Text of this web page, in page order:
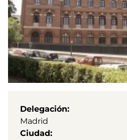
Delegación
Madrid
Ciudad